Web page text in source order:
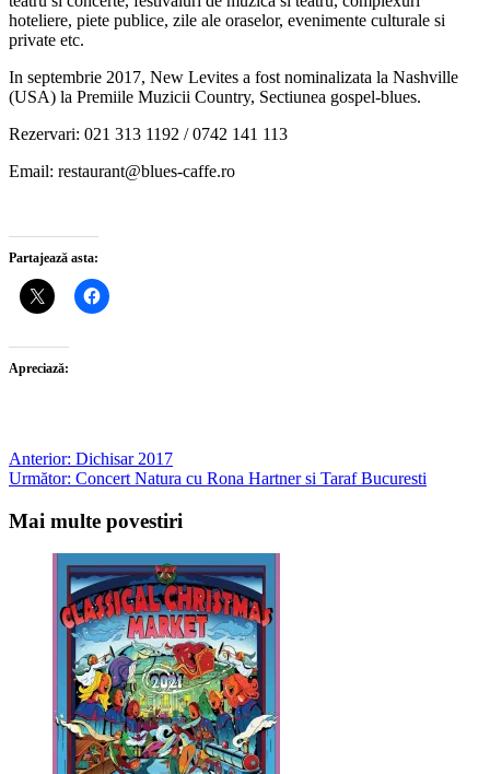
hoteliere, piete publice, zile ale oraselor, evenimente culturale si
private etc.
In septembrie 2017, New Levites a fost nominalizata la Nashville
(USA) la Premiile Muzicii Country, Sectiunea gospel-blues.
Rezervari: 021 313 1192 / 0742 141 113
Email: restaurant@blues-caffe.ro
Partajează asta:
Apreciază:
Post
navigation
Anterior: Dichisar 2017
Următor: Concert Natura cu Rona Hartner si Taraf Bucuresti
Mai multe povestiri